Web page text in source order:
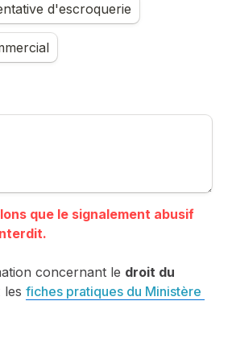
d'escroquerie
que le signalement abusif
concernant le droit du
les fiches pratiques du Ministère